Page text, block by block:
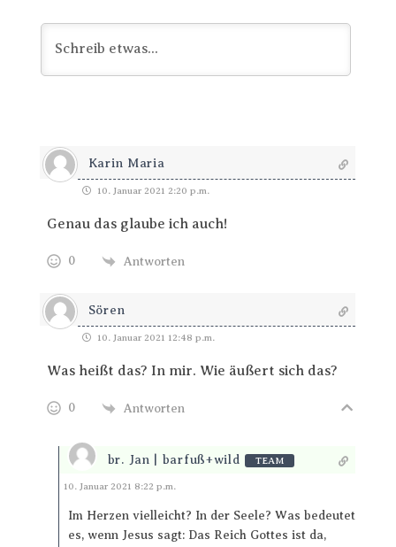
Karin Maria
10. Januar 2021 2:20 p.m.
Genau das glaube ich auch!
0 Antworten
Sören
10. Januar 2021 12:48 p.m.
Was heißt das? In mir. Wie äußert sich das?
0 Antworten
br. Jan | barfuß+wild TEAM
Antworten
10. Januar 2021 8:22 p.m.
Im Herzen vielleicht? In der Seele? Was bedeutet
es, wenn Jesus sagt: Das Reich Gottes ist da,